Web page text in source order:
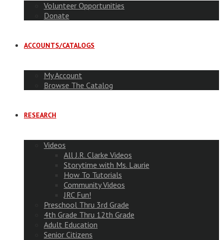
Volunteer Opportunities
Donate
ACCOUNTS/CATALOGS
My Account
Browse The Catalog
RESEARCH
Videos
All J.R. Clarke Videos
Storytime with Ms. Laurie
How To Tutorials
Community Videos
JRC Fun!
Preschool Thru 3rd Grade
4th Grade Thru 12th Grade
Adult Education
Senior Citizens